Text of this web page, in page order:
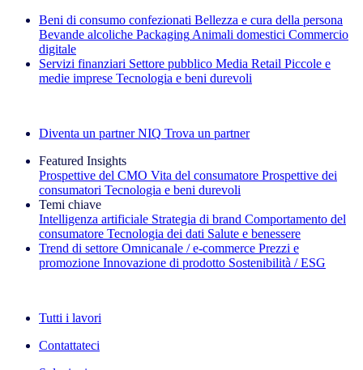
Beni di consumo confezionati Bellezza e cura della persona
Bevande alcoliche Packaging Animali domestici Commercio
digitale
Servizi finanziari Settore pubblico Media Retail Piccole e
medie imprese Tecnologia e beni durevoli
Diventa un partner NIQ Trova un partner
Featured Insights
Prospettive del CMO Vita del consumatore Prospettive dei
consumatori Tecnologia e beni durevoli
Temi chiave
Intelligenza artificiale Strategia di brand Comportamento del
consumatore Tecnologia dei dati Salute e benessere
Trend di settore Omnicanale / e‑commerce Prezzi e
promozione Innovazione di prodotto Sostenibilità / ESG
Tutti i lavori
Contattateci